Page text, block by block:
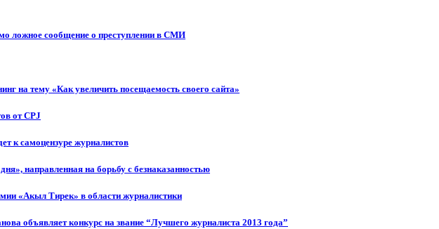
ложное сообщение о преступлении в СМИ
на тему «Как увеличить посещаемость своего сайта»
от CPJ
к самоцензуре журналистов
направленная на борьбу с безнаказанностью
«Акыл Тирек» в области журналистики
объявляет конкурс на звание “Лучшего журналиста 2013 года”